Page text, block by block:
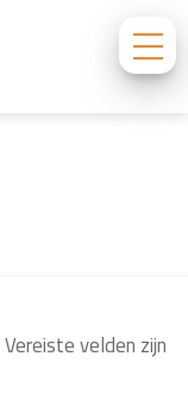
Vereiste velden zijn